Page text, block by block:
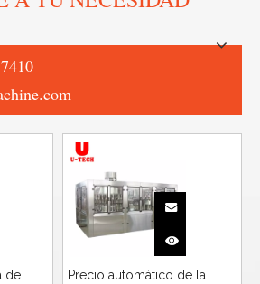
de
Precio automático de la